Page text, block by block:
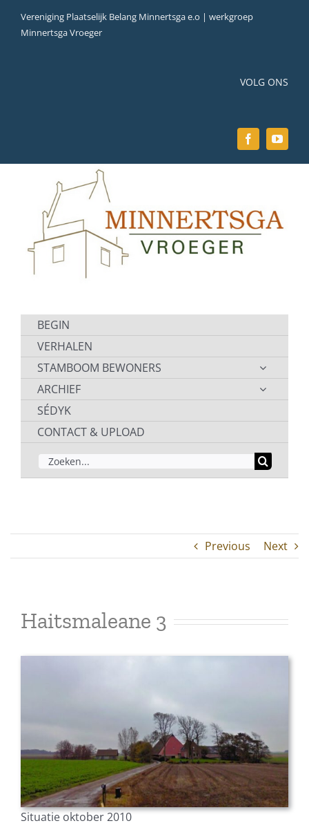
naar
Vereniging Plaatselijk Belang Minnertsga e.o | werkgroep
Minnertsga Vroeger
VOLG ONS
BEGIN
VERHALEN
STAMBOOM BEWONERS
ARCHIEF
SÉDYK
CONTACT & UPLOAD
ZOEKEN
NAAR:
Previous Next
Haitsmaleane 3
Situatie oktober 2010